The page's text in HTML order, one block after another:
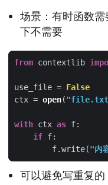
场景：有时函数
下不需要
from contextlib
use_file = False
ctx = open(
with ctx as
if
        f.write(
"内
可以避免写重复的